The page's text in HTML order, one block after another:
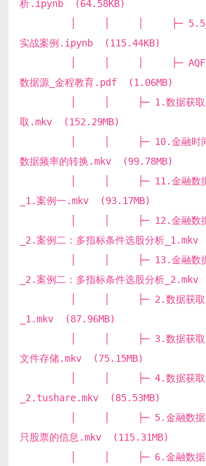
析.ipynb (64.58KB)
│ │ │ ├─ 5.5_金融
实战案例.ipynb (115.44KB)
│ │ │ ├─ AQF第07
数据源_金程教育.pdf (1.06MB)
│ │ ├─ 1.数据获取之
取.mkv (152.29MB)
│ │ ├─ 10.金融时间序
数据频率的转换.mkv (99.78MB)
│ │ ├─ 11.金融数据处
_1.案例一.mkv (93.17MB)
│ │ ├─ 12.金融数据处
_2.案例二：多指标条件选股分析
│ │ ├─ 13.金融数据处
_2.案例二：多指标条件选股分析
│ │ ├─ 2.数据获取之
_1.mkv (87.96MB)
│ │ ├─ 3.数据获取之
文件存储.mkv (75.15MB)
│ │ ├─ 4.数据获取之
_2.tushare.mkv (85.53MB)
│ │ ├─ 5.金融数据处
只股票的信息.mkv (115.31MB)
│ │ ├─ 6.金融数据处